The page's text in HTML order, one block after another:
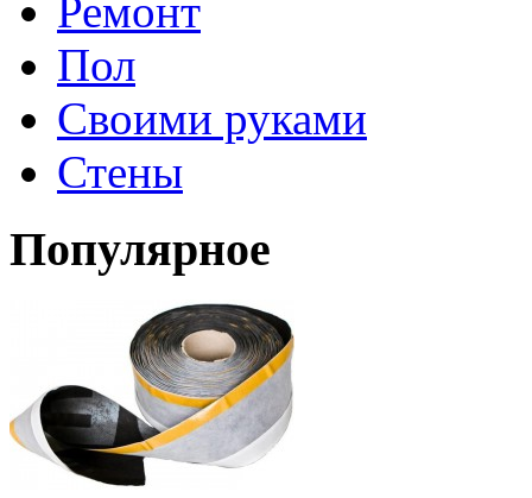
Ремонт
Пол
Своими руками
Стены
Популярное